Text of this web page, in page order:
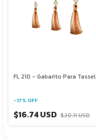
FL 210 - Gabarito Para Tassel
-17% OFF
$16.74 USD $20.11 USD